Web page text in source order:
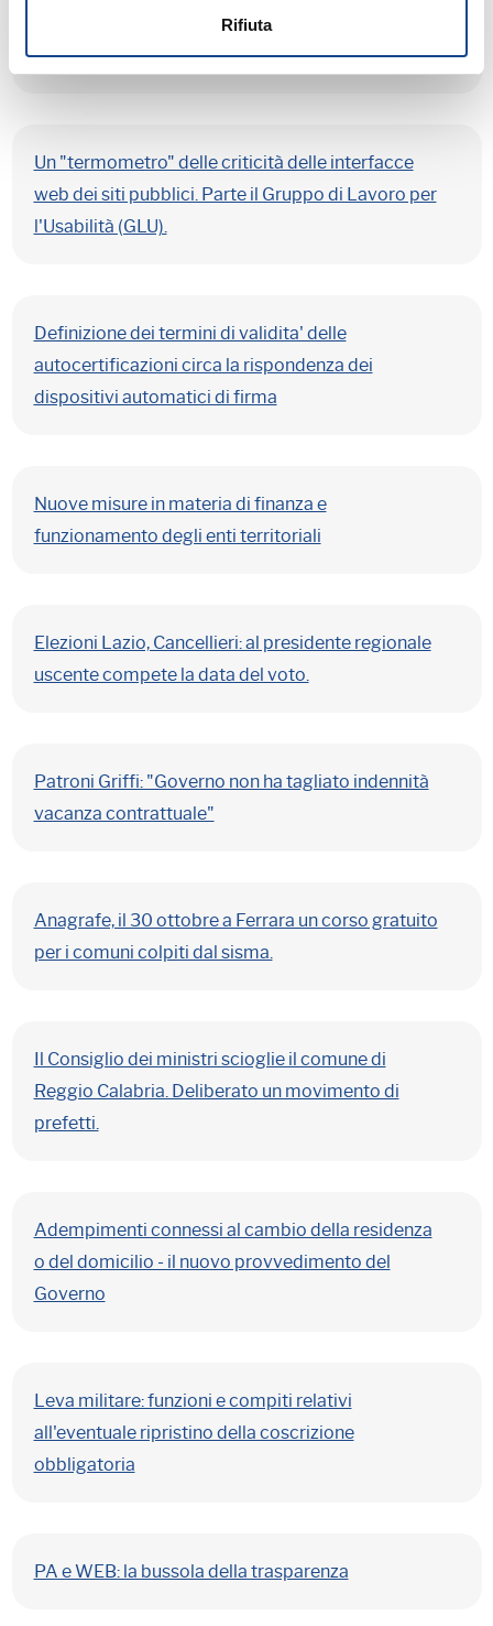
Rifiuta
istruzioni in due circolari della prefettura di
Cremona
Un "termometro" delle criticità delle interfacce
web dei siti pubblici. Parte il Gruppo di Lavoro per
l'Usabilità (GLU).
Definizione dei termini di validita' delle
autocertificazioni circa la rispondenza dei
dispositivi automatici di firma
Nuove misure in materia di finanza e
funzionamento degli enti territoriali
Elezioni Lazio, Cancellieri: al presidente regionale
uscente compete la data del voto.
Patroni Griffi: "Governo non ha tagliato indennità
vacanza contrattuale"
Anagrafe, il 30 ottobre a Ferrara un corso gratuito
per i comuni colpiti dal sisma.
Il Consiglio dei ministri scioglie il comune di
Reggio Calabria. Deliberato un movimento di
prefetti.
Adempimenti connessi al cambio della residenza
o del domicilio - il nuovo provvedimento del
Governo
Leva militare: funzioni e compiti relativi
all'eventuale ripristino della coscrizione
obbligatoria
PA e WEB: la bussola della trasparenza